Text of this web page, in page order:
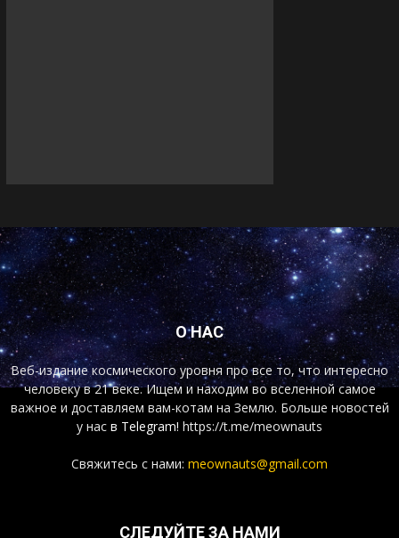
О НАС
Веб-издание космического уровня про все то, что интересно
человеку в 21 веке. Ищем и находим во вселенной самое
важное и доставляем вам-котам на Землю. Больше новостей
у нас в Telegram! https://t.me/meownauts
Свяжитесь с нами: meownauts@gmail.com
СЛЕДУЙТЕ ЗА НАМИ